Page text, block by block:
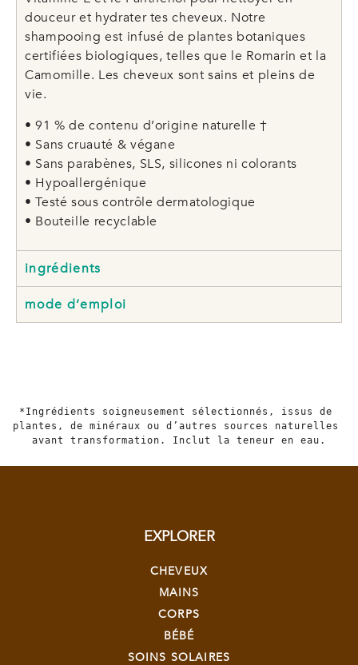
douceur et hydrater tes cheveux. Notre
shampooing est infusé de plantes botaniques
certifiées biologiques, telles que le Romarin et la
Camomille. Les cheveux sont sains et pleins de
vie.
• 91 % de contenu d’origine naturelle †
• Sans cruauté & végane
• Sans parabènes, SLS, silicones ni colorants
• Hypoallergénique
• Testé sous contrôle dermatologique
• Bouteille recyclable
ingrédients
mode d’emploi
*Ingrédients soigneusement sélectionnés, issus de
plantes, de minéraux ou d’autres sources naturelles
avant transformation. Inclut la teneur en eau.
EXPLORER
CHEVEUX
MAINS
CORPS
BÉBÉ
SOINS SOLAIRES